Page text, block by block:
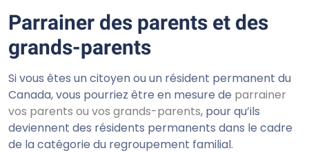
Parrainer des parents et des
grands-parents
Si vous êtes un citoyen ou un résident permanent du
Canada, vous pourriez être en mesure de parrainer
vos parents ou vos grands-parents, pour qu’ils
deviennent des résidents permanents dans le cadre
de la catégorie du regroupement familial.